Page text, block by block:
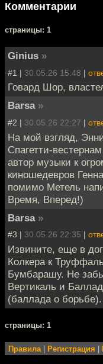
Комментарии
cтраницы: 1
Ginius »
#1 | 30.05.26 15:48 |
Говард Шор,
Barsa »
#2 | 30.05.26 22:27 |
На мой взгляд,
Спагетти-
автор музыки к
киношедевров
помимо Метель
Время, Вперед!)
Barsa »
#3 | 30.05.26 22:35 |
Извините, еще в
Колкера к
Бумбарашу. Не
Вертикаль и
(баллада о борьбе).
cтраницы: 1
Правила | Регистрация |